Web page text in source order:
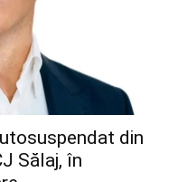
din
Sălaj, în